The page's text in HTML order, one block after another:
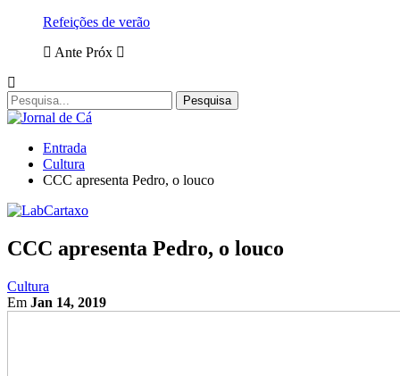
Refeições de verão
Ante Próx
Entrada
Cultura
CCC apresenta Pedro, o louco
CCC apresenta Pedro, o louco
Cultura
Em Jan 14, 2019